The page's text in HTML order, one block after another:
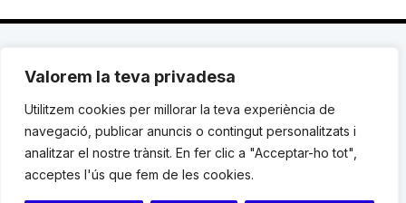
Valorem la teva privadesa
Utilitzem cookies per millorar la teva experiència de
navegació, publicar anuncis o contingut personalitzats i
analitzar el nostre trànsit. En fer clic a "Acceptar-ho tot",
acceptes l'ús que fem de les cookies.
C. Avinyó 44, 2n | 08002 Barcelona |
119 03 72|institut@idhc.org
© Institut de Drets Humans de Catalunya.
Avis legal|Cookies|Contacte